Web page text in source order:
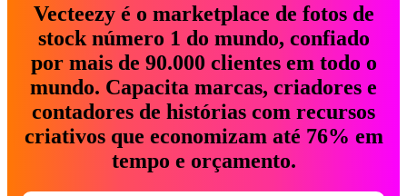
Vecteezy é o marketplace de fotos de
stock número 1 do mundo, confiado
por mais de 90.000 clientes em todo o
mundo. Capacita marcas, criadores e
contadores de histórias com recursos
criativos que economizam até 76% em
tempo e orçamento.